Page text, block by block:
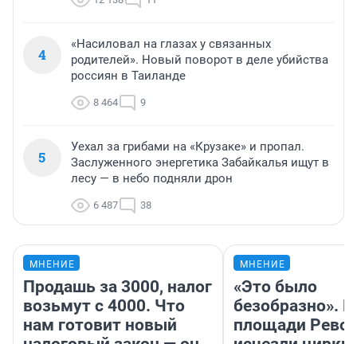
4
«Насиловал на глазах у связанных
родителей». Новый поворот в деле убийства
россиян в Таиланде
8 464 9
5
Уехал за грибами на «Крузаке» и пропал.
Заслуженного энергетика Забайкалья ищут в
лесу — в небо подняли дрон
6 487 38
МНЕНИЕ
Продашь за 3000, налог
возьмут с 4000. Что
нам готовит новый
МНЕНИЕ
«Это было
безобразно».
площади